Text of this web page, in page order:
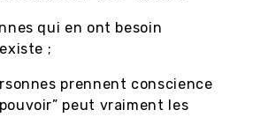
qui en ont besoin
;
prennent conscience
peut vraiment les